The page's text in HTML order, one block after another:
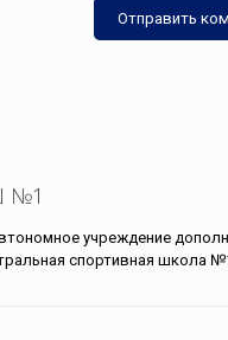
№1
учреждение
спортивная школа